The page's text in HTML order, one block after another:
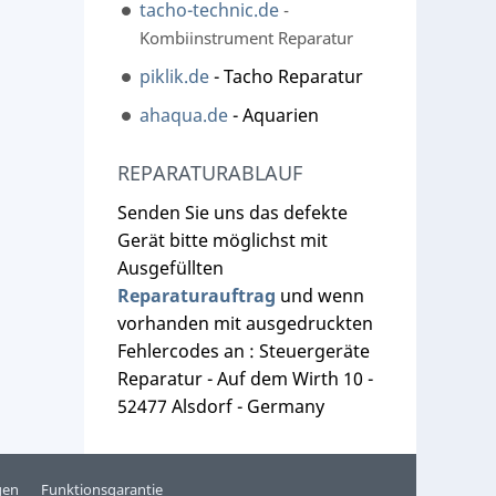
tacho-technic.de -
Kombiinstrument Reparatur
piklik.de- Tacho Reparatur
ahaqua.de- Aquarien
REPARATURABLAUF
Senden Sie uns das defekte
Gerät bitte möglichst mit
Ausgefüllten
Reparaturauftrag und wenn
vorhanden mit ausgedruckten
Fehlercodes an : Steuergeräte
Reparatur - Auf dem Wirth 10 -
52477 Alsdorf - Germany
Funktionsgarantie